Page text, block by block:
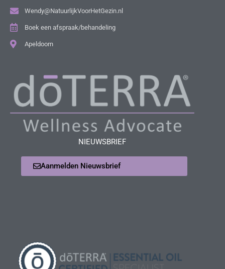
Wendy@NatuurlijkVoorHetGezin.nl
Boek een afspraak/behandeling
Apeldoorn
NIEUWSBRIEF
Aanmelden Nieuwsbrief